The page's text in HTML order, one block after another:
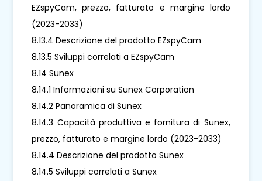
EZspyCam, prezzo, fatturato e margine lordo
(2023-2033)
8.13.4 Descrizione del prodotto EZspyCam
8.13.5 Sviluppi correlati a EZspyCam
8.14 Sunex
8.14.1 Informazioni su Sunex Corporation
8.14.2 Panoramica di Sunex
8.14.3 Capacità produttiva e fornitura di Sunex,
prezzo, fatturato e margine lordo (2023-2033)
8.14.4 Descrizione del prodotto Sunex
8.14.5 Sviluppi correlati a Sunex